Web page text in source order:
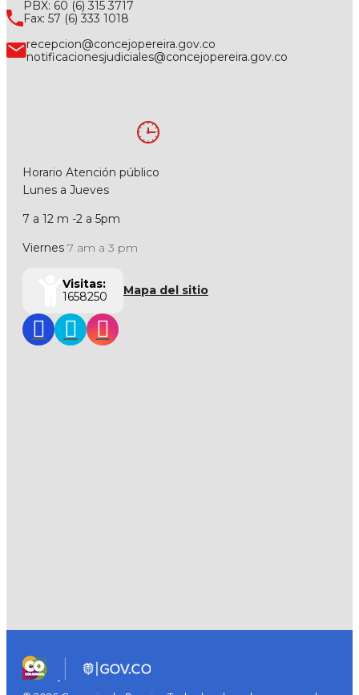
PBX: 60 (6) 315 3717
Fax: 57 (6) 333 1018
recepcion@concejopereira.gov.co
notificacionesjudiciales@concejopereira.gov.co
Horario Atención público
Lunes a Jueves
7 a 12 m -2 a 5pm
Viernes 7 am a 3 pm
Visitas:
1658250
Mapa del sitio